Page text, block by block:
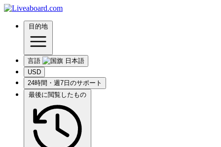
目的地
言語
USD
24時間・週7日のサポート
最後に閲覧したもの